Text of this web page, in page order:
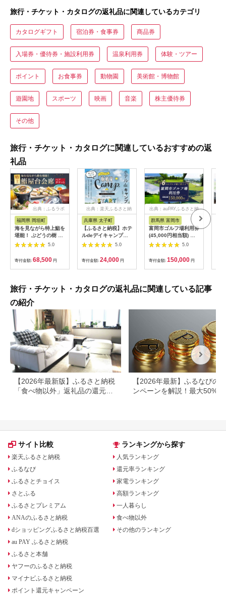
旅行・チケット・カタログの返礼品に関連しているカテゴリ
カタログギフト 宿泊券・食事券 商品券
入場券・優待券・施設利用券 温泉利用券 体験・ツアー
ポイント お食事券 動物園 美術館・博物館
遊園地 スポーツ 映画 音楽 株主優待券
その他
旅行・チケット・カタログに関連しているおすすめの返
礼品
出典：ふるラボ
福岡県 岡垣町
海を見ながら特上鮨を
堪能！ ぶどうの樹 鮨
屋台ペア お食事券 海
鮮 海 屋台 食事 ペア
福岡県 岡垣町
5.0
寄付金額: 68,500 円
出典：楽天ふるさと納
兵庫県 太子町
【ふるさと納税】ホテ
ルdeデイキャンプ体
験チケット
【1364991】
5.0
寄付金額: 24,000 円
出典：auPAYふるさと納
群馬県 富岡市
富岡市ゴルフ場利用券
(45,000円相当額) ゴ
ルフ チケット 平日 土
日 祝日 プレー券 関東
群馬県 首都圏 F20E-
382
5.0
寄付金額: 150,000 円
旅行・チケット・カタログの返礼品に関連している記事
の紹介
【2026年最新版】ふるさと納税
「食べ物以外」返礼品の還元率
【2026年最新】ふるなびの
ンペーンを解説！最大50%還
サイト比較
楽天ふるさと納税
ふるなび
ふるさとチョイス
さとふる
ふるさとプレミアム
ANAのふるさと納税
dショッピングふるさと納税百選
au PAY ふるさと納税
ふるさと本舗
ヤフーのふるさと納税
マイナビふるさと納税
ポイント還元キャンペーン
ランキングから探す
人気ランキング
還元率ランキング
家電ランキング
高額ランキング
一人暮らし
食べ物以外
その他のランキング